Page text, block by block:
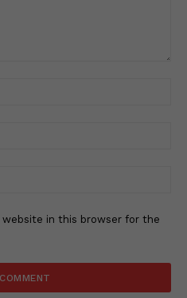
website in this browser for the